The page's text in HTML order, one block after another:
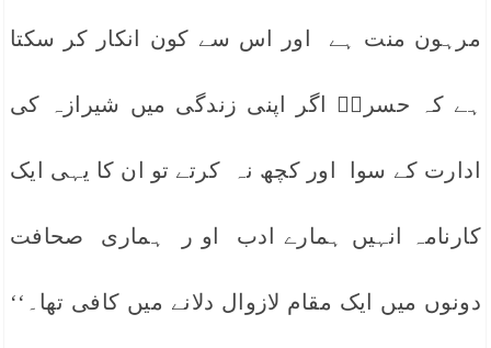
مرہون منت ہے اور اس سے کون انکار کر سکتا
ہے کہ حسرتؔ اگر اپنی زندگی میں شیرازہ کی
ادارت کے سوا اور کچھ نہ کرتے تو ان کا یہی ایک
کارنامہ انہیں ہمارے ادب او ر ہماری صحافت
دونوں میں ایک مقام لازوال دلانے میں کافی تھا۔‘‘